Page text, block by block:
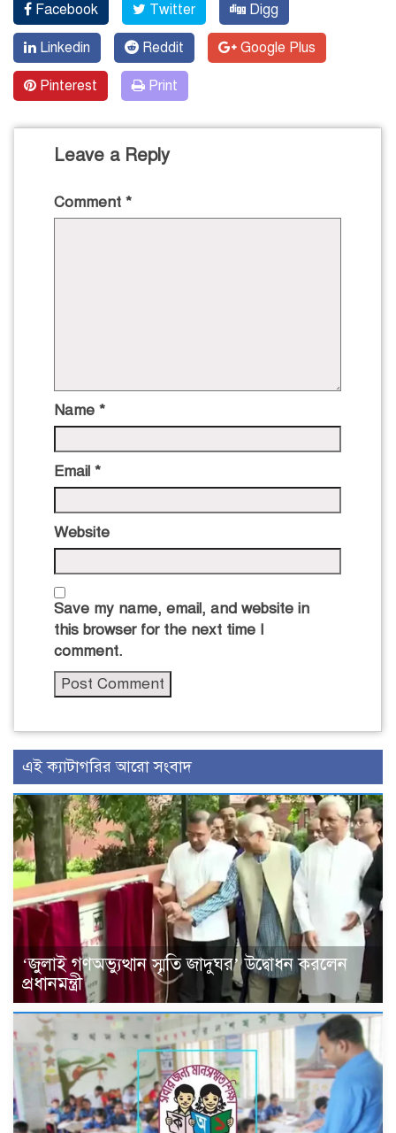
Facebook Twitter Digg
Linkedin Reddit Google Plus
Pinterest Print
Leave a Reply
Comment *
Name *
Email *
Website
Save my name, email, and website in
this browser for the next time I
comment.
এই ক্যাটাগরির আরো সংবাদ
‘জুলাই গণঅভ্যুত্থান স্মৃতি জাদুঘর’ উদ্বোধন করলেন
প্রধানমন্ত্রী